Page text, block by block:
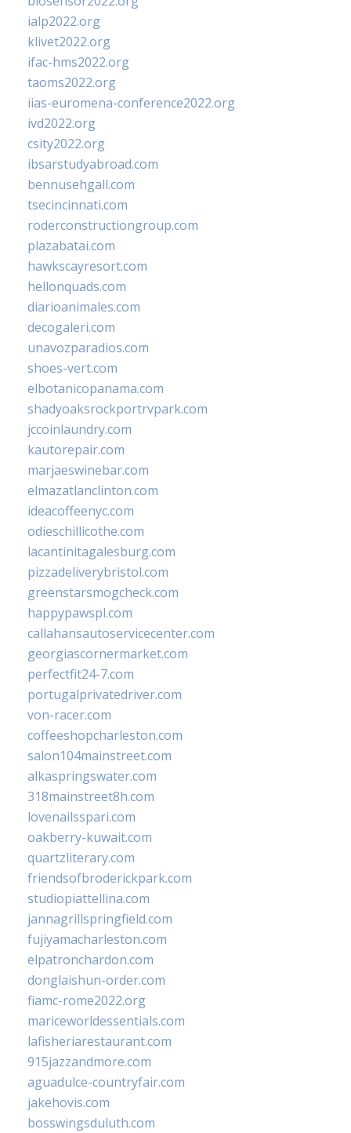
ialp2022.org
klivet2022.org
ifac-hms2022.org
taoms2022.org
iias-euromena-conference2022.org
ivd2022.org
csity2022.org
ibsarstudyabroad.com
bennusehgall.com
tsecincinnati.com
roderconstructiongroup.com
plazabatai.com
hawkscayresort.com
hellonquads.com
diarioanimales.com
decogaleri.com
unavozparadios.com
shoes-vert.com
elbotanicopanama.com
shadyoaksrockportrvpark.com
jccoinlaundry.com
kautorepair.com
marjaeswinebar.com
elmazatlanclinton.com
ideacoffeenyc.com
odieschillicothe.com
lacantinitagalesburg.com
pizzadeliverybristol.com
greenstarsmogcheck.com
happypawspl.com
callahansautoservicecenter.com
georgiascornermarket.com
perfectfit24-7.com
portugalprivatedriver.com
von-racer.com
coffeeshopcharleston.com
salon104mainstreet.com
alkaspringswater.com
318mainstreet8h.com
lovenailsspari.com
oakberry-kuwait.com
quartzliterary.com
friendsofbroderickpark.com
studiopiattellina.com
jannagrillspringfield.com
fujiyamacharleston.com
elpatronchardon.com
donglaishun-order.com
fiamc-rome2022.org
mariceworldessentials.com
lafisheriarestaurant.com
915jazzandmore.com
aguadulce-countryfair.com
jakehovis.com
bosswingsduluth.com